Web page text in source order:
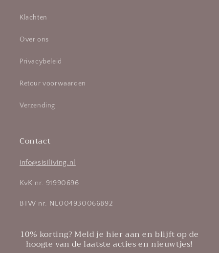
Klachten
Over ons
Privacybeleid
Retour voorwaarden
Verzending
Contact
info@sisiliving.nl
KvK nr. 91990696
BTW nr. NL004930066B92
10% korting? Meld je hier aan en blijft op de
hoogte van de laatste acties en nieuwtjes!